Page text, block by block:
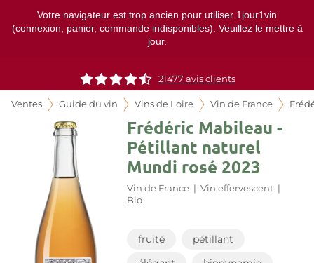
Votre navigateur est trop ancien pour utiliser 1jour1vin
(connexion, panier, commande indisponibles). Veuillez le mettre à
jour.
21477 avis clients
Ventes Guide du vin Vins de Loire Vin de France
Frédéric Mabileau -
Pétillant naturel
Mundi rosé 2023
Vin de France | Vin effervescent |
Bio
fruité
pétillant